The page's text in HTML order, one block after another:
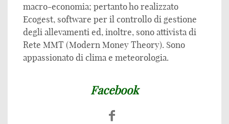
macro-economia; pertanto ho realizzato
Ecogest, software per il controllo di gestione
degli allevamenti ed, inoltre, sono attivista di
Rete MMT (Modern Money Theory). Sono
appassionato di clima e meteorologia.
Facebook